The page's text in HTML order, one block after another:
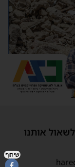
אותנו
שיתוף